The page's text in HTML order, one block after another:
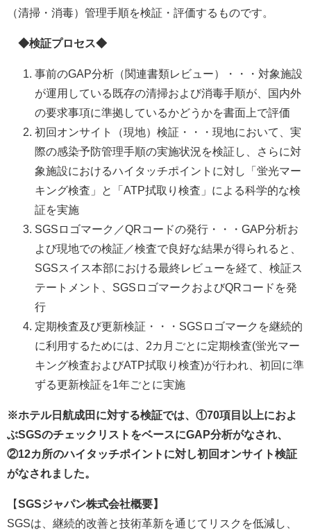
（清掃・消毒）管理手順を検証・評価するものです。
◆検証プロセス◆
事前のGAP分析（関連書類レビュー）・・・対象施設
が運用している既存の清掃および消毒手順が、国内外
の要求事項に準拠しているかどうかを書面上で評価
初回オンサイト（現地）検証・・・現地において、実
際の感染予防管理手順の実施状況を検証し、さらに対
象施設におけるハイタッチポイントに対し「蛍光マー
キング検査」と「ATP拭取り検査」による科学的な検
証を実施
SGSロゴマーク／QRコードの発行・・・GAP分析お
よび現地での検証／検査で良好な結果が得られると、
SGSスイス本部における最終レビューを経て、検証ス
テートメント、SGSロゴマークおよびQRコードを発
行
定期検査及び更新検証・・・SGSロゴマークを継続的
に利用するためには、2カ月ごとに定期検査(蛍光マー
キング検査およびATP拭取り検査)が行われ、初回に準
ずる更新検証を1年ごとに実施
※ホテル日航成田に対する検証では、①70項目以上におよ
ぶSGSのチェックリストをベースにGAP分析がなされ、
②12カ所のハイタッチポイントに対し初回オンサイト検証
がなされました。
【SGSジャパン株式会社概要】
SGSは、継続的改善と技術革新を通じてリスクを低減し、